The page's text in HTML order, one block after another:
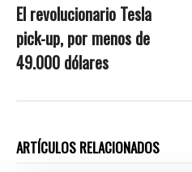
El revolucionario Tesla
pick-up, por menos de
49.000 dólares
ARTÍCULOS RELACIONADOS